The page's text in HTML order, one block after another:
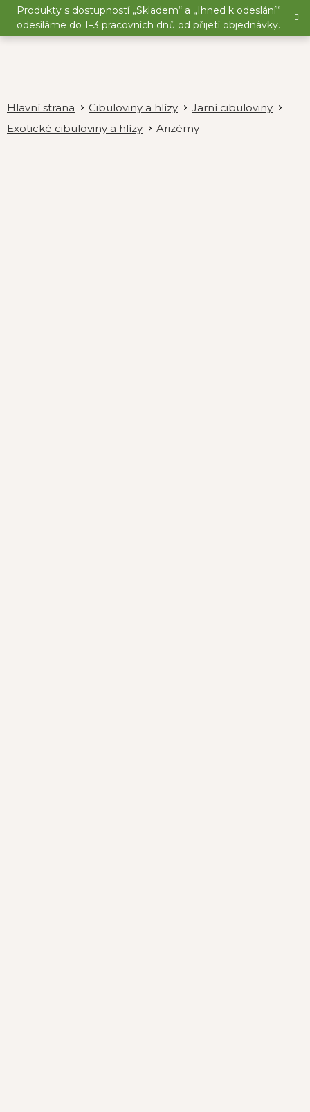
Přejít
obsah
Produkty s dostupností „Skladem“ a „Ihned k odeslání“
odesíláme do 1–3 pracovních dnů od přijetí objednávky.
Cibuloviny a hlízy
Jarní cibuloviny
Exotické cibuloviny a hlízy
Arizémy